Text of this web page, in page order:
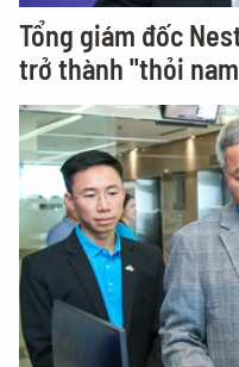
Tổng giám đốc
trở thành "thỏi